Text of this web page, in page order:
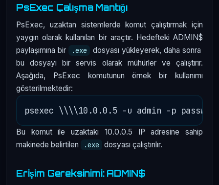
PsExec Çalışma Mantığı
PsExec, uzaktan sistemlerde komut çalıştırmak için
yaygın olarak kullanılan bir araçtır. Hedefteki ADMIN$
paylaşımına bir
.exe
dosyası yükleyerek, daha sonra
bu dosyayı bir servis olarak mühürler ve çalıştırır.
Aşağıda, PsExec komutunun örnek bir kullanımı
gösterilmektedir:
Bu komut ile uzaktaki 10.0.0.5 IP adresine sahip
makinede belirtilen
.exe dosyası çalıştırılır.
Erişim Gereksinimi: ADMIN$